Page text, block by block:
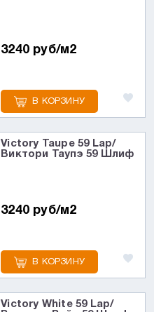
3240 руб/м2
В КОРЗИНУ
Victory Taupe 59 Lap/
Виктори Таупэ 59 Шлиф
3240 руб/м2
В КОРЗИНУ
Victory White 59 Lap/